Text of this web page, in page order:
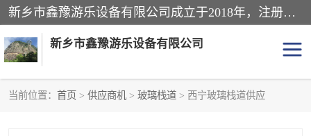
新乡市鑫豫游乐设备有限公司成立于2018年，注册地位于河南省。经营范围包括游乐设备、滑索、滑道、空中自行车、吊桥、拓展器材、攀岩器材、趣桥、悬崖秋千、网红桥、儿童乐园设备、水上乐园设备、丛林穿越设备、音乐呐喊设备、轨道滑车、栈道、玻璃滑道、观景平台、景观包装的设计、制造、销售、安装、维修，景区策划服务。
新乡市鑫豫游乐设备有限公司
当前位置： 首页 > 供应商机 > 玻璃栈道 > 西宁玻璃栈道供应